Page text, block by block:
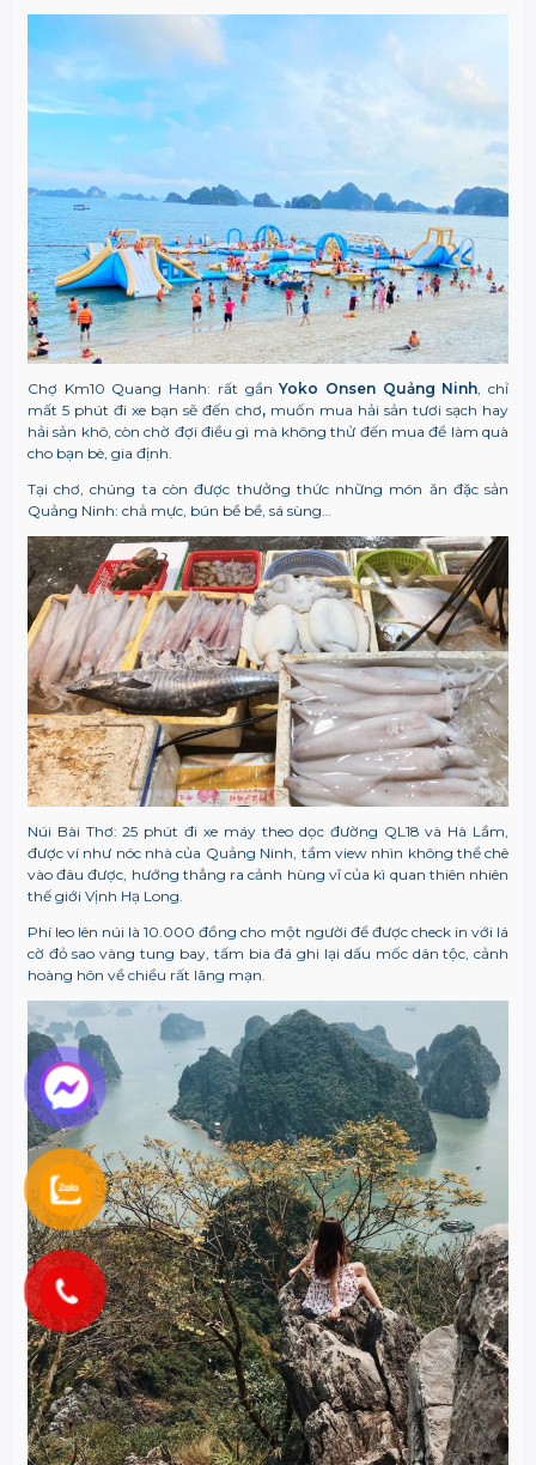
Chợ Km10 Quang Hanh: rất gầnYoko Onsen Quảng Ninh, chỉ
mất 5 phút đi xe bạn sẽ đến chơ, muốn mua hải sản tươi sạch hay
hải sản khô, còn chờ đợi điều gì mà không thử đến mua để làm quà
cho bạn bè, gia định.
Tại chơ, chúng ta còn được thưởng thức những món ăn đặc sản
Quảng Ninh: chả mực, bún bề bề, sá sùng…
Núi Bài Thơ: 25 phút đi xe máy theo dọc đường QL18 và Hà Lầm,
được ví như nóc nhà của Quảng Ninh, tầm view nhìn không thể chê
vào đâu được, hướng thẳng ra cảnh hùng vĩ của kì quan thiên nhiên
thế giới Vịnh Hạ Long.
Phí leo lên núi là 10.000 đồng cho một người để được check in với lá
cờ đỏ sao vàng tung bay, tấm bia đá ghi lại dấu mốc dân tộc, cảnh
hoàng hôn về chiều rất lãng mạn.